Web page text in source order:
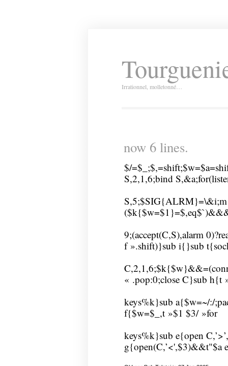
Irrationnel, molletonné…
now 6 lines.
$/
S,2,1,6;bind
9;(accept(C,S),alarm
f ».shift)}sub i{}sub
« .pop:0;close C}sub h{t
keys%k}sub a{$w=~/:/
f{$w=$_,t »$1 $3/ »for
keys%k}sub e{open
g{open(C,’<',$3)&&t"$a